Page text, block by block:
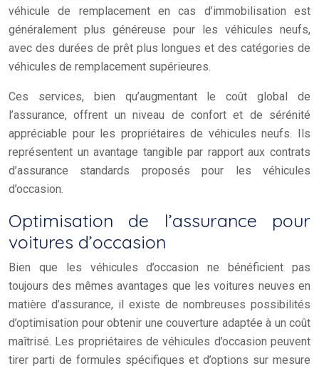
véhicule de remplacement en cas d’immobilisation est
généralement plus généreuse pour les véhicules neufs,
avec des durées de prêt plus longues et des catégories de
véhicules de remplacement supérieures.
Ces services, bien qu’augmentant le coût global de
l’assurance, offrent un niveau de confort et de sérénité
appréciable pour les propriétaires de véhicules neufs. Ils
représentent un avantage tangible par rapport aux contrats
d’assurance standards proposés pour les véhicules
d’occasion.
Optimisation de l’assurance pour
voitures d’occasion
Bien que les véhicules d’occasion ne bénéficient pas
toujours des mêmes avantages que les voitures neuves en
matière d’assurance, il existe de nombreuses possibilités
d’optimisation pour obtenir une couverture adaptée à un coût
maîtrisé. Les propriétaires de véhicules d’occasion peuvent
tirer parti de formules spécifiques et d’options sur mesure